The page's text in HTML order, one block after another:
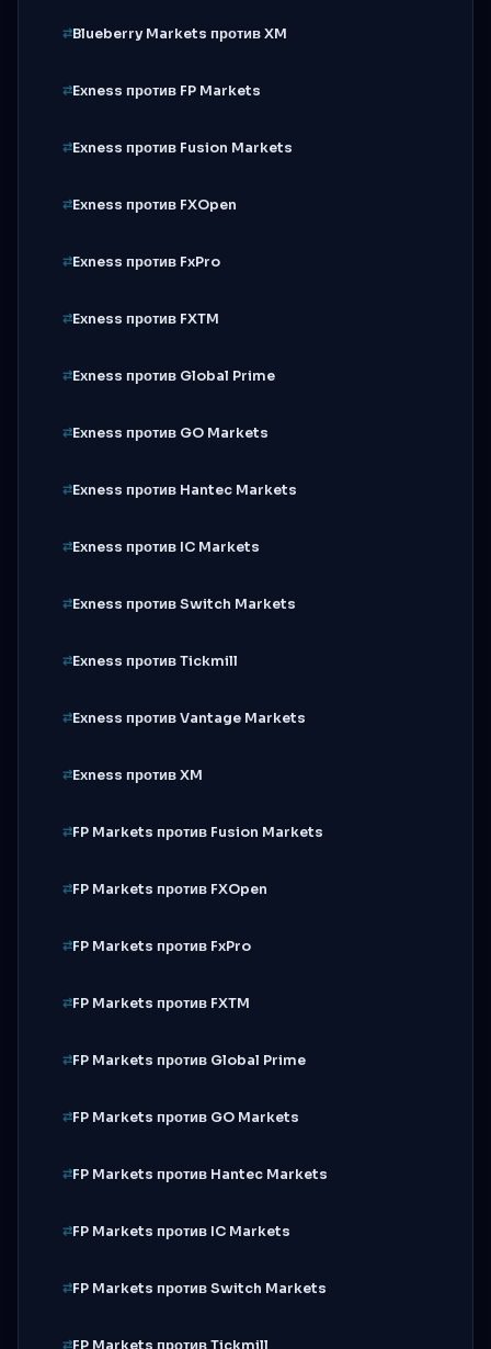
Blueberry Markets против XM
Exness против FP Markets
Exness против Fusion Markets
Exness против FXOpen
Exness против FxPro
Exness против FXTM
Exness против Global Prime
Exness против GO Markets
Exness против Hantec Markets
Exness против IC Markets
Exness против Switch Markets
Exness против Tickmill
Exness против Vantage Markets
Exness против XM
FP Markets против Fusion Markets
FP Markets против FXOpen
FP Markets против FxPro
FP Markets против FXTM
FP Markets против Global Prime
FP Markets против GO Markets
FP Markets против Hantec Markets
FP Markets против IC Markets
FP Markets против Switch Markets
FP Markets против Tickmill